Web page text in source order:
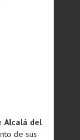
Alcalá del
de sus